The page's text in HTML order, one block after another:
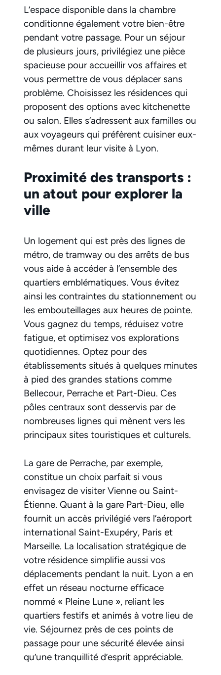
L’espace disponible dans la chambre
conditionne également votre bien-être
pendant votre passage. Pour un séjour
de plusieurs jours, privilégiez une pièce
spacieuse pour accueillir vos affaires et
vous permettre de vous déplacer sans
problème. Choisissez les résidences qui
proposent des options avec kitchenette
ou salon. Elles s’adressent aux familles ou
aux voyageurs qui préfèrent cuisiner eux-
mêmes durant leur visite à Lyon.
Proximité des transports :
un atout pour explorer la
ville
Un logement qui est près des lignes de
métro, de tramway ou des arrêts de bus
vous aide à accéder à l’ensemble des
quartiers emblématiques. Vous évitez
ainsi les contraintes du stationnement ou
les embouteillages aux heures de pointe.
Vous gagnez du temps, réduisez votre
fatigue, et optimisez vos explorations
quotidiennes. Optez pour des
établissements situés à quelques minutes
à pied des grandes stations comme
Bellecour, Perrache et Part-Dieu. Ces
pôles centraux sont desservis par de
nombreuses lignes qui mènent vers les
principaux sites touristiques et culturels.
La gare de Perrache, par exemple,
constitue un choix parfait si vous
envisagez de visiter Vienne ou Saint-
Étienne. Quant à la gare Part-Dieu, elle
fournit un accès privilégié vers l’aéroport
international Saint-Exupéry, Paris et
Marseille. La localisation stratégique de
votre résidence simplifie aussi vos
déplacements pendant la nuit. Lyon a en
effet un réseau nocturne efficace
nommé « Pleine Lune », reliant les
quartiers festifs et animés à votre lieu de
vie. Séjournez près de ces points de
passage pour une sécurité élevée ainsi
qu’une tranquillité d’esprit appréciable.